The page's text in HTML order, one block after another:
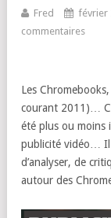
Fred février
commentaires
Les
courant 2011)…
été plus ou moins
publicité vidéo… Il
d’analyser, de
autour des